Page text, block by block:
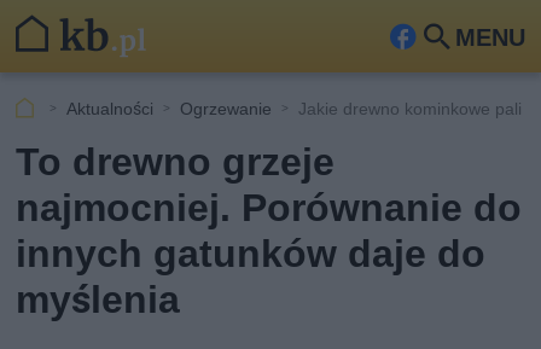
MENU
Fa
ook
Szu
kaj
Aktualności Ogrzewanie Jakie drewno kominkowe pali
To drewno grzeje
najmocniej. Porównanie do
innych gatunków daje do
myślenia